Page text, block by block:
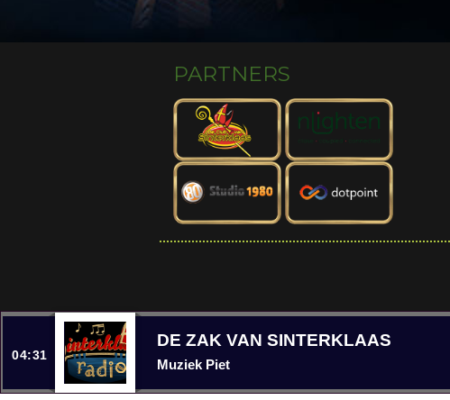
PARTNERS
04:31
DE ZAK VAN SINTERKLAAS
Muziek Piet